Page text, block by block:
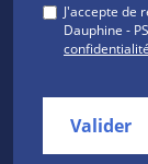
J'accepte de
Dauphine -
confidentialité
Valider